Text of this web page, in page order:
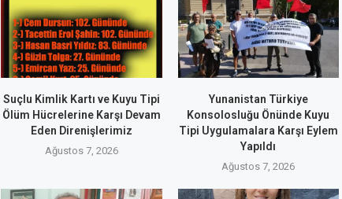
Suçlu Kimlik Kartı ve Kuyu Tipi
Ölüm Hücrelerine Karşı Devam
Eden Direnişlerimiz
Ağustos 7, 2026
Yunanistan Türkiye
Konsolosluğu Önünde Kuyu
Tipi Uygulamalara Karşı Eylem
Yapıldı
Ağustos 7, 2026